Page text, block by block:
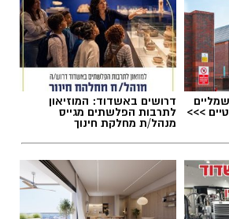
>>>
דרושים באשדוד: המוזיאון
לתרבות הפלשתים מגייס
מנהל/ת מחלקת חינוך